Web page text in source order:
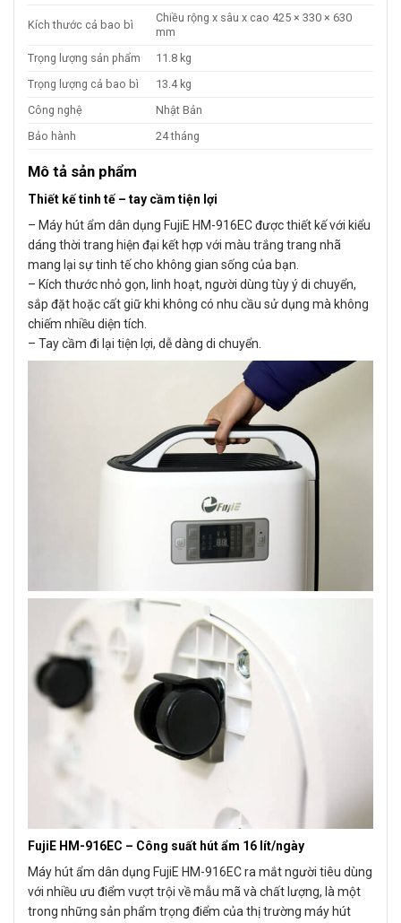
Kích thước cả bao bì
Chiều rộng x sâu x cao 425 × 330 × 630
mm
Trọng lượng sản phẩm
11.8 kg
Trọng lượng cả bao bì
13.4 kg
Công nghệ
Nhật Bản
Bảo hành
24 tháng
Mô tả sản phẩm
Thiết kế tinh tế – tay cầm tiện lợi
– Máy hút ẩm dân dụng FujiE HM-916EC được thiết kế với kiểu
dáng thời trang hiện đại kết hợp với màu trắng trang nhã
mang lại sự tinh tế cho không gian sống của bạn.
– Kích thước nhỏ gọn, linh hoạt, người dùng tùy ý di chuyển,
sắp đặt hoặc cất giữ khi không có nhu cầu sử dụng mà không
chiếm nhiều diện tích.
– Tay cầm đi lại tiện lợi, dễ dàng di chuyển.
FujiE HM-916EC – Công suất hút ẩm 16 lít/ngày
Máy hút ẩm dân dụng FujiE HM-916EC ra mắt người tiêu dùng
với nhiều ưu điểm vượt trội về mẫu mã và chất lượng, là một
trong những sản phẩm trọng điểm của thị trường máy hút